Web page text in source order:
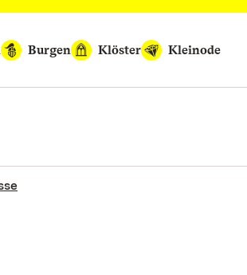
Burgen Klöster Kleinode